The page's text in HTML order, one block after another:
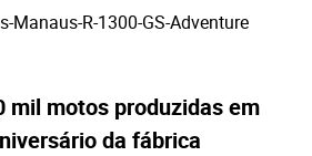
mil motos produzidas em
da fábrica